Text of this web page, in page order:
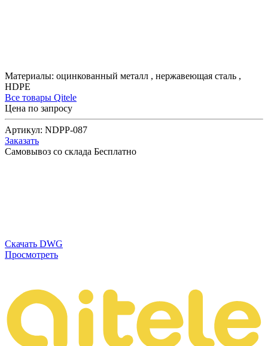
Материалы: оцинкованный металл , нержавеющая сталь ,
HDPE
Все товары Qitele
Цена по запросу
Артикул: NDPP-087
Заказать
Самовывоз со склада Бесплатно
Скачать DWG
Просмотреть